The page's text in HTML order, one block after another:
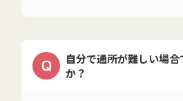
Q
自分で通所が難しい場
か？